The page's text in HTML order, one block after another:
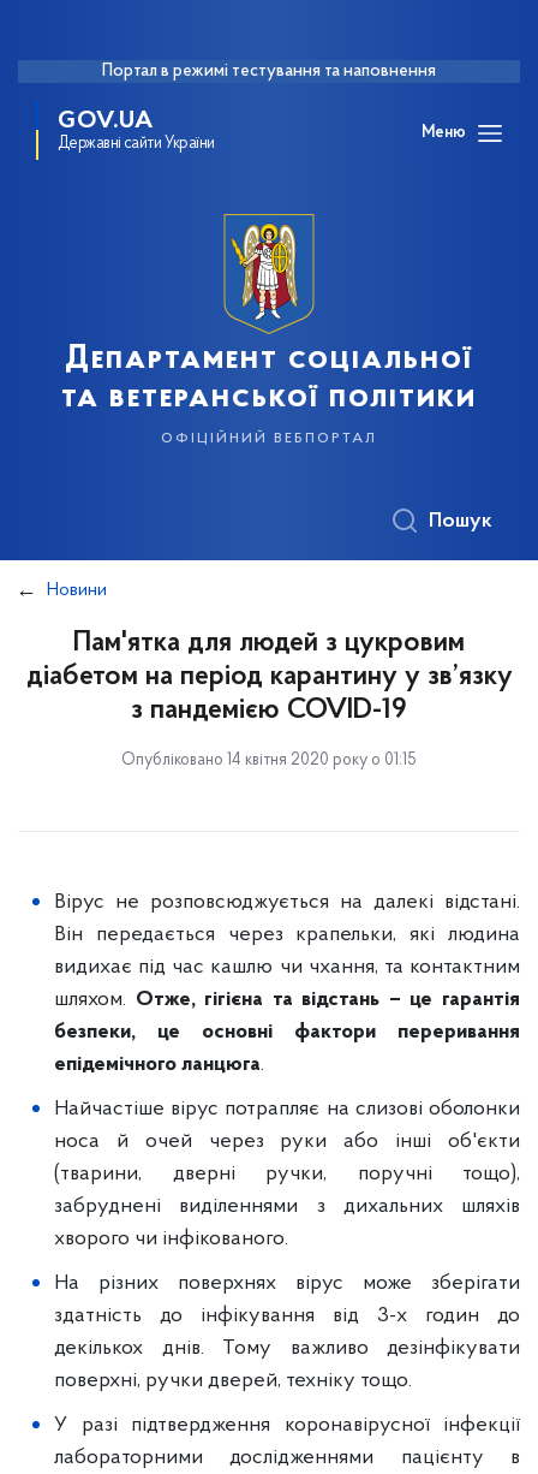
Портал в режимі тестування та наповнення
GOV.UA
Державні сайти України
Меню
Департамент соціальної
та ветеранської політики
офіційний вебпортал
Пошук
Новини
Пам'ятка для людей з цукровим
діабетом на період карантину у зв’язку
з пандемією COVID-19
Опубліковано 14 квітня 2020 року о 01:15
Вірус не розповсюджується на далекі відстані.
Він передається через крапельки, які людина
видихає під час кашлю чи чхання, та контактним
шляхом. Отже, гігієна та відстань – це гарантія
безпеки, це основні фактори переривання
епідемічного ланцюга.
Найчастіше вірус потрапляє на слизові оболонки
носа й очей через руки або інші об'єкти
(тварини, дверні ручки, поручні тощо),
забруднені виділеннями з дихальних шляхів
хворого чи інфікованого.
На різних поверхнях вірус може зберігати
здатність до інфікування від 3-х годин до
декількох днів. Тому важливо дезінфікувати
поверхні, ручки дверей, техніку тощо.
У разі підтвердження коронавірусної інфекції
лабораторними дослідженнями пацієнту в